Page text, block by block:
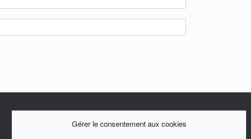
Gérer le consentement aux cookies